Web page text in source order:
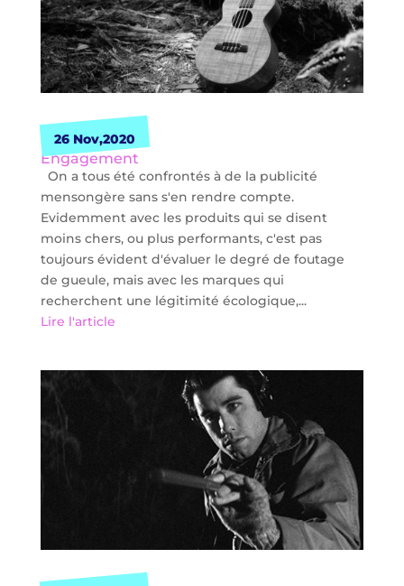
26 Nov,2020
Engagement
On a tous été confrontés à de la publicité
mensongère sans s'en rendre compte.
Evidemment avec les produits qui se disent
moins chers, ou plus performants, c'est pas
toujours évident d'évaluer le degré de foutage
de gueule, mais avec les marques qui
recherchent une légitimité écologique,...
Lire l'article